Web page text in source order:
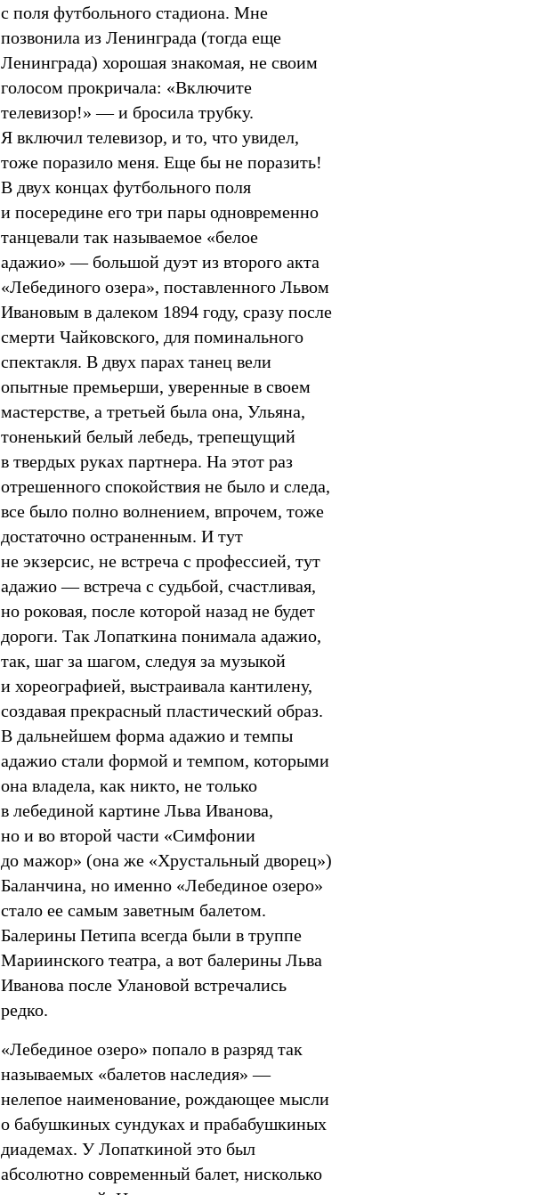
с поля футбольного стадиона. Мне
позвонила из Ленинграда (тогда еще
Ленинграда) хорошая знакомая, не своим
голосом прокричала: «Включите
телевизор!» — и бросила трубку.
Я включил телевизор, и то, что увидел,
тоже поразило меня. Еще бы не поразить!
В двух концах футбольного поля
и посередине его три пары одновременно
танцевали так называемое «белое
адажио» — большой дуэт из второго акта
«Лебединого озера», поставленного Львом
Ивановым в далеком 1894 году, сразу после
смерти Чайковского, для поминального
спектакля. В двух парах танец вели
опытные премьерши, уверенные в своем
мастерстве, а третьей была она, Ульяна,
тоненький белый лебедь, трепещущий
в твердых руках партнера. На этот раз
отрешенного спокойствия не было и следа,
все было полно волнением, впрочем, тоже
достаточно остраненным. И тут
не экзерсис, не встреча с профессией, тут
адажио — встреча с судьбой, счастливая,
но роковая, после которой назад не будет
дороги. Так Лопаткина понимала адажио,
так, шаг за шагом, следуя за музыкой
и хореографией, выстраивала кантилену,
создавая прекрасный пластический образ.
В дальнейшем форма адажио и темпы
адажио стали формой и темпом, которыми
она владела, как никто, не только
в лебединой картине Льва Иванова,
но и во второй части «Симфонии
до мажор» (она же «Хрустальный дворец»)
Баланчина, но именно «Лебединое озеро»
стало ее самым заветным балетом.
Балерины Петипа всегда были в труппе
Мариинского театра, а вот балерины Льва
Иванова после Улановой встречались
редко.
«Лебединое озеро» попало в разряд так
называемых «балетов наследия» —
нелепое наименование, рождающее мысли
о бабушкиных сундуках и прабабушкиных
диадемах. У Лопаткиной это был
абсолютно современный балет, нисколько